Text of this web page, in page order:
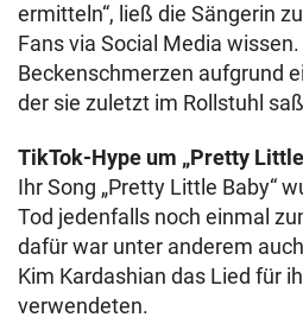
ermitteln“, ließ die Sängerin
Fans via Social Media
Beckenschmerzen aufgrund
der sie zuletzt im Rollstuhl
TikTok-Hype um „Pretty
Ihr Song „Pretty Little Baby“
Tod jedenfalls noch einmal
dafür war unter anderem
Kim Kardashian das Lied für
verwendeten.